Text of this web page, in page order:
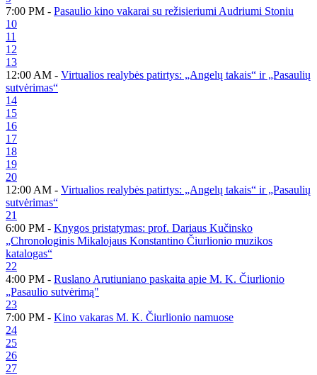
7:00 PM - Pasaulio kino vakarai su režisieriumi Audriumi Stoniu
10
11
12
13
12:00 AM - Virtualios realybės patirtys: „Angelų takais“ ir „Pasaulių
sutvėrimas“
14
15
16
17
18
19
20
12:00 AM - Virtualios realybės patirtys: „Angelų takais“ ir „Pasaulių
sutvėrimas“
21
6:00 PM - Knygos pristatymas: prof. Dariaus Kučinsko
„Chronologinis Mikalojaus Konstantino Čiurlionio muzikos
katalogas“
22
4:00 PM - Ruslano Arutiuniano paskaita apie M. K. Čiurlionio
„Pasaulio sutvėrimą"
23
7:00 PM - Kino vakaras M. K. Čiurlionio namuose
24
25
26
27